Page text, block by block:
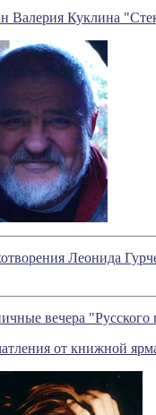
Валерия Куклина
Леонида
вечера
от книжной